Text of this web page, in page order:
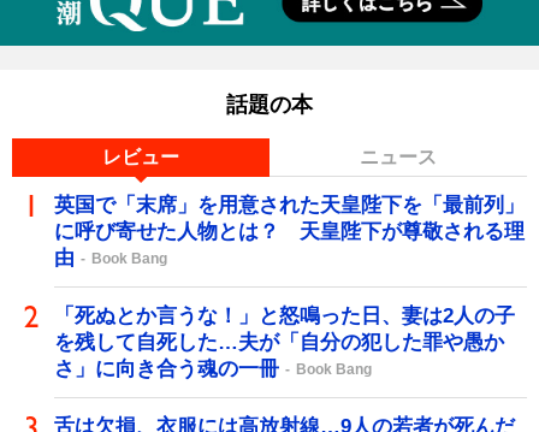
話題の本
レビュー ニュース
英国で「末席」を用意された天皇陛下を「最前列」
に呼び寄せた人物とは？ 天皇陛下が尊敬される理
由
Book Bang
「死ぬとか言うな！」と怒鳴った日、妻は2人の子
を残して自死した…夫が「自分の犯した罪や愚か
さ」に向き合う魂の一冊
Book Bang
舌は欠損、衣服には高放射線…9人の若者が死んだ